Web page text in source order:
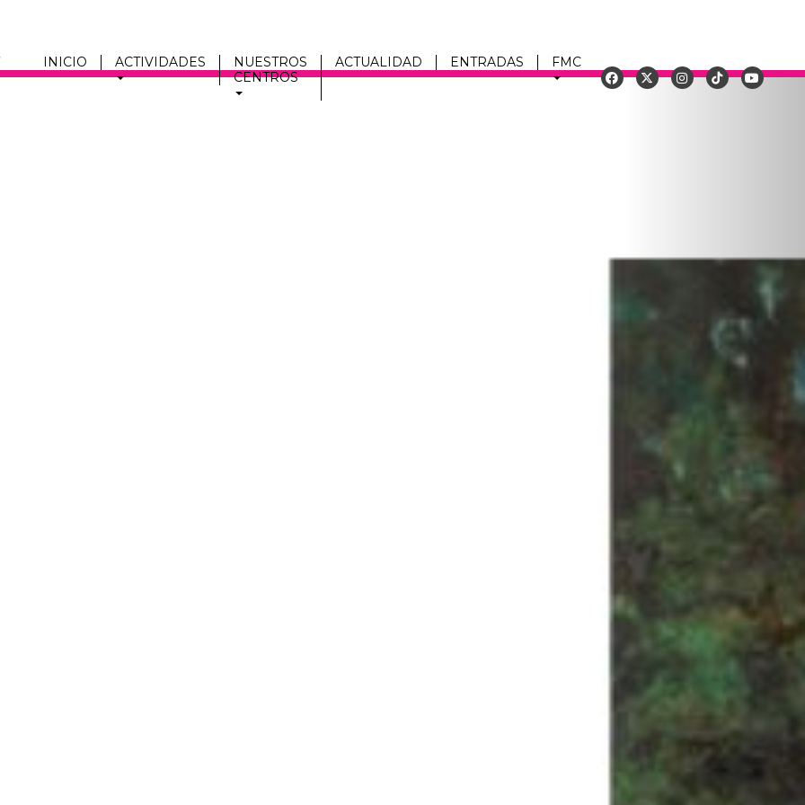
INICIO ACTIVIDADES
NUESTROS
CENTROS
ACTUALIDAD ENTRADAS FMC
Siguiente